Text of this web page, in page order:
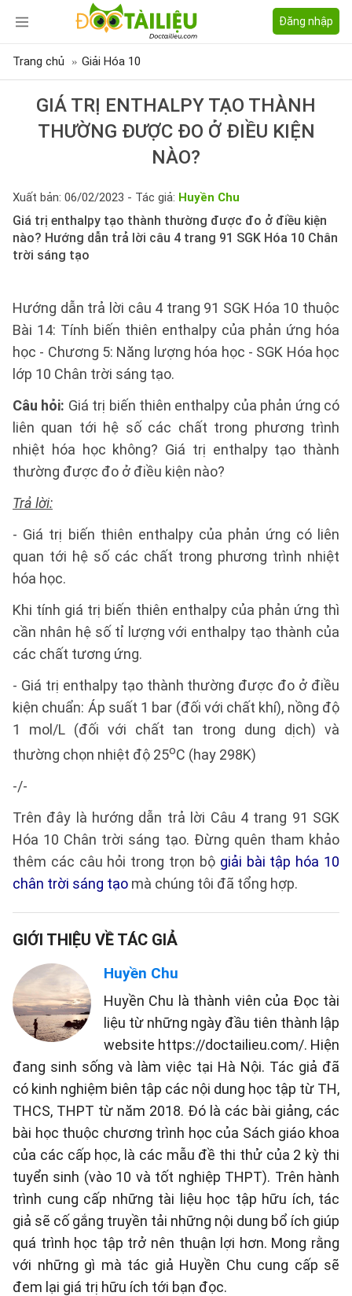
Đăng nhập
Trang chủ Giải Hóa 10
GIÁ TRỊ ENTHALPY TẠO THÀNH
THƯỜNG ĐƯỢC ĐO Ở ĐIỀU KIỆN
NÀO?
Xuất bản: 06/02/2023 - Tác giả: Huyền Chu
Giá trị enthalpy tạo thành thường được đo ở điều kiện
nào? Hướng dẫn trả lời câu 4 trang 91 SGK Hóa 10 Chân
trời sáng tạo
Hướng dẫn trả lời câu 4 trang 91 SGK Hóa 10 thuộc
Bài 14: Tính biến thiên enthalpy của phản ứng hóa
học - Chương 5: Năng lượng hóa học - SGK Hóa học
lớp 10 Chân trời sáng tạo.
Câu hỏi: Giá trị biến thiên enthalpy của phản ứng có
liên quan tới hệ số các chất trong phương trình
nhiệt hóa học không? Giá trị enthalpy tạo thành
thường được đo ở điều kiện nào?
Trả lời:
- Giá trị biến thiên enthalpy của phản ứng có liên
quan tới hệ số các chất trong phương trình nhiệt
hóa học.
Khi tính giá trị biến thiên enthalpy của phản ứng thì
cần nhân hệ số tỉ lượng với enthalpy tạo thành của
các chất tương ứng.
- Giá trị enthalpy tạo thành thường được đo ở điều
kiện chuẩn: Áp suất 1 bar (đối với chất khí), nồng độ
1 mol/L (đối với chất tan trong dung dịch) và
thường chọn nhiệt độ 25oC (hay 298K)
-/-
Trên đây là hướng dẫn trả lời Câu 4 trang 91 SGK
Hóa 10 Chân trời sáng tạo. Đừng quên tham khảo
thêm các câu hỏi trong trọn bộ giải bài tập hóa 10
chân trời sáng tạo mà chúng tôi đã tổng hợp.
GIỚI THIỆU VỀ TÁC GIẢ
Huyền Chu
Huyền Chu là thành viên của Đọc tài
liệu từ những ngày đầu tiên thành lập
website https://doctailieu.com/. Hiện
đang sinh sống và làm việc tại Hà Nội. Tác giả đã
có kinh nghiệm biên tập các nội dung học tập từ TH,
THCS, THPT từ năm 2018. Đó là các bài giảng, các
bài học thuộc chương trình học của Sách giáo khoa
của các cấp học, là các mẫu đề thi thử của 2 kỳ thi
tuyển sinh (vào 10 và tốt nghiệp THPT). Trên hành
trình cung cấp những tài liệu học tập hữu ích, tác
giả sẽ cố gắng truyền tải những nội dung bổ ích giúp
quá trình học tập trở nên thuận lợi hơn. Mong rằng
với những gì mà tác giả Huyền Chu cung cấp sẽ
đem lại giá trị hữu ích tới bạn đọc.